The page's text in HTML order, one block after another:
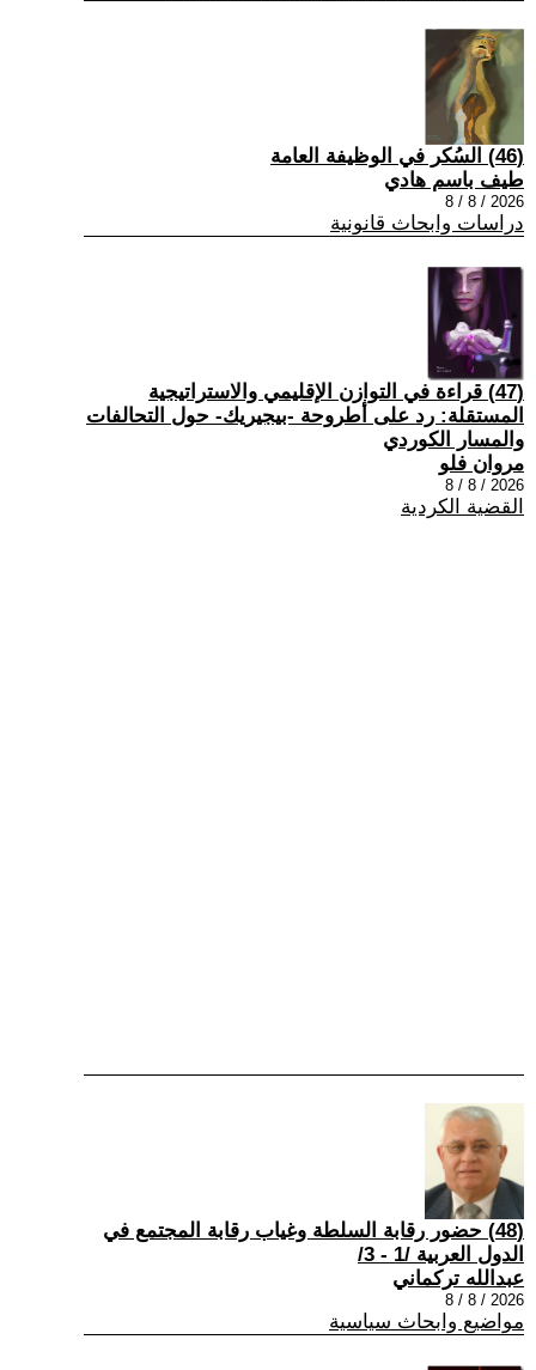
(46) السُكر في الوظيفة العامة
طيف باسم هادي
2026 / 8 / 8
دراسات وابحاث قانونية
(47) قراءة في التوازن الإقليمي والاستراتيجية
المستقلة: رد على أطروحة -بيجيريك- حول التحالفات
والمسار الكوردي
مروان فلو
2026 / 8 / 8
القضية الكردية
(48) حضور رقابة السلطة وغياب رقابة المجتمع في
الدول العربية /1 - 3/
عبدالله تركماني
2026 / 8 / 8
مواضيع وابحاث سياسية